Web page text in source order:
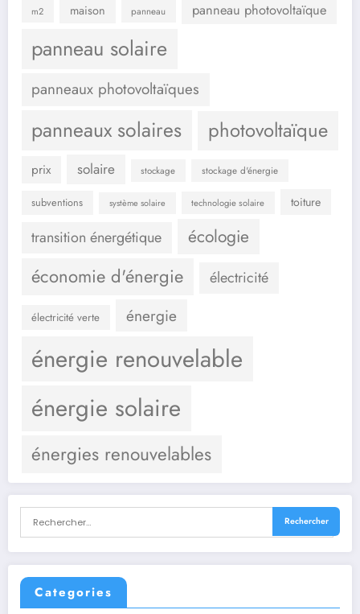
m2 maison panneau panneau photovoltaïque
panneau solaire
panneaux photovoltaïques
panneaux solaires photovoltaïque
prix solaire stockage stockage d'énergie
subventions système solaire technologie solaire toiture
transition énergétique écologie
économie d'énergie électricité
électricité verte énergie
énergie renouvelable
énergie solaire
énergies renouvelables
Categories